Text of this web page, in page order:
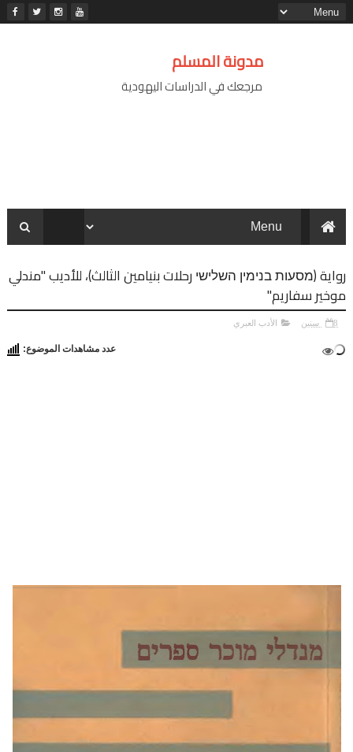
مدونة المسلم
مرجعك في الدراسات اليهودية
رواية (מסעות בנימין השלישי رحلات بنيامين الثالث)، للأديب "مندلي
موخير سفاريم"
8 سنين الأدب العبري
عدد مشاهدات الموضوع: